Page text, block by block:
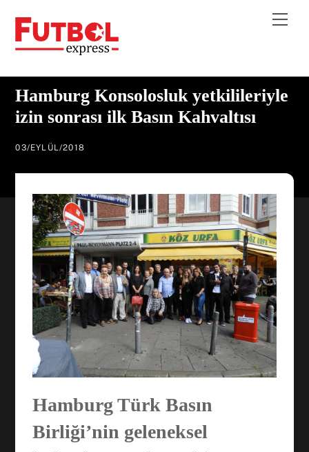
content
Hamburg Konsolosluk yetkilileriyle
izin sonrası ilk Basın Kahvaltısı
03/EYLÜL/2018
Hamburg Türk Basın
Birliği’nin geleneksel